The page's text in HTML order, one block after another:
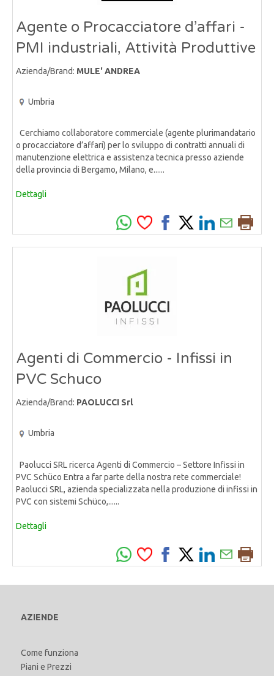
Agente o Procacciatore d’affari -
PMI industriali, Attività Produttive
Azienda/Brand: MULE' ANDREA
Umbria
Cerchiamo collaboratore commerciale (agente plurimandatario
o procacciatore d’affari) per lo sviluppo di contratti annuali di
manutenzione elettrica e assistenza tecnica presso aziende
della provincia di Bergamo, Milano, e......
Dettagli
Agenti di Commercio - Infissi in
PVC Schuco
Azienda/Brand: PAOLUCCI Srl
Umbria
Paolucci SRL ricerca Agenti di Commercio – Settore Infissi in
PVC Schüco Entra a far parte della nostra rete commerciale!
Paolucci SRL, azienda specializzata nella produzione di infissi in
PVC con sistemi Schüco,......
Dettagli
AZIENDE
Come funziona
Piani e Prezzi